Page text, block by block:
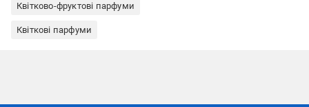
Квітково-фруктові парфуми
Квіткові парфуми